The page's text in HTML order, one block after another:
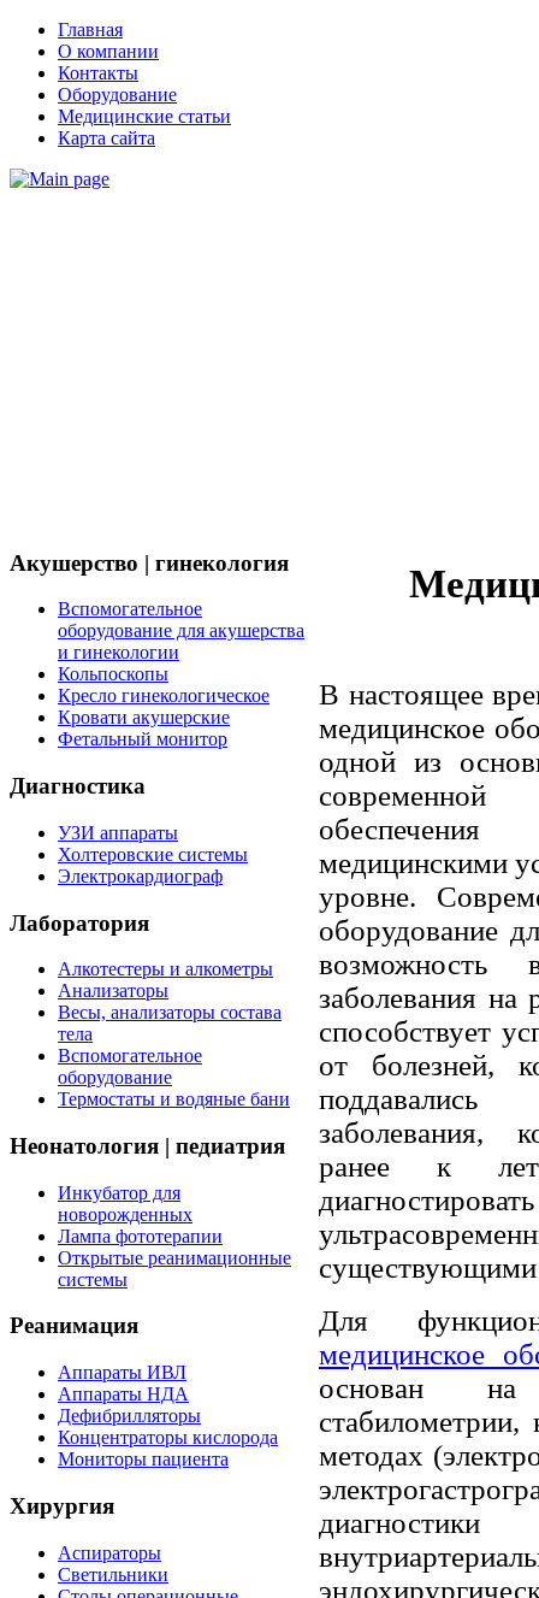
Главная
О компании
Контакты
Оборудование
Медицинские статьи
Карта сайта
Акушерство | гинекология
Вспомогательное
оборудование для акушерства
и гинекологии
Кольпоскопы
Кресло гинекологическое
Кровати акушерские
Фетальный монитор
Диагностика
УЗИ аппараты
Холтеровские системы
Электрокардиограф
Лаборатория
Алкотестеры и алкометры
Анализаторы
Весы, анализаторы состава
тела
Вспомогательное
оборудование
Термостаты и водяные бани
Неонатология | педиатрия
Инкубатор для
новорожденных
Лампа фототерапии
Открытые реанимационные
системы
Реанимация
Аппараты ИВЛ
Аппараты НДА
Дефибрилляторы
Концентраторы кислорода
Мониторы пациента
Хирургия
Аспираторы
Светильники
В настоящее
медицинское
одной из
медицинскими
уровне.
оборудование
возможность
заболевания на
способствует
от болезней,
заболевания,
ранее к
существующими
Для
медицинское
основан на
стабилометрии,
методах